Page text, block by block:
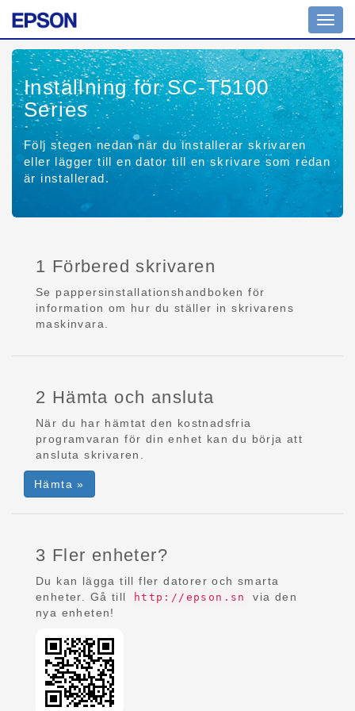
Inställning för SC-T5100
Series
Följ stegen nedan när du installerar skrivaren
eller lägger till en dator till en skrivare som redan
är installerad.
1 Förbered skrivaren
Se pappersinstallationshandboken för
information om hur du ställer in skrivarens
maskinvara.
2 Hämta och ansluta
När du har hämtat den kostnadsfria
programvaran för din enhet kan du börja att
ansluta skrivaren.
Hämta »
3 Fler enheter?
Du kan lägga till fler datorer och smarta
enheter. Gå till
http://epson.sn
via den
nya enheten!